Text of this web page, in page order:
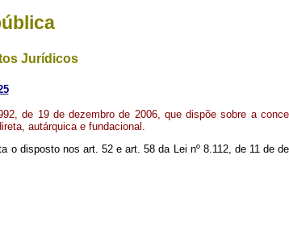
Jurídicos
de 19 de dezembro de 2006, que dispõe sobre a
autárquica e fundacional.
o disposto nos art. 52 e art. 58 da Lei nº 8.112, de 11 de